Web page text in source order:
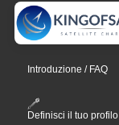
Introduzione / FAQ
Definisci il tuo profilo